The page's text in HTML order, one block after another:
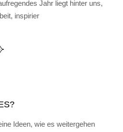
Jahr liegt hinter uns,
inspirier
Ideen, wie es weitergehen